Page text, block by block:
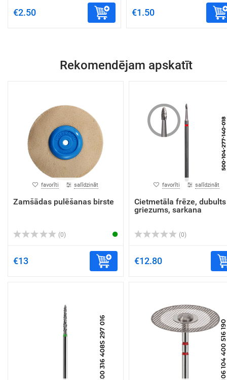
€2.50 €1.50
Rekomendējam apskatīt
favorīti salīdzināt
Zamšādas pulēšanas birste
(0)
€13
favorīti salīdzināt
Cietmetāla frēze, dubults
griezums, sarkana
(0)
€12.80